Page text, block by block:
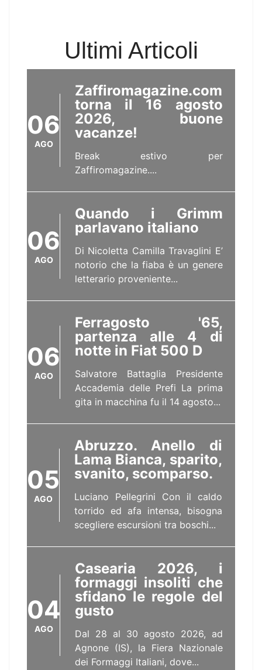
Ultimi Articoli
06
AGO
Zaffiromagazine.com
torna il 16 agosto
2026, buone
vacanze!
Break estivo per
Zaffiromagazine....
06
AGO
Quando i Grimm
parlavano italiano
Di Nicoletta Camilla Travaglini E’
notorio che la fiaba è un genere
letterario proveniente...
06
AGO
Ferragosto '65,
partenza alle 4 di
notte in Fiat 500 D
Salvatore Battaglia Presidente
Accademia delle Prefi La prima
gita in macchina fu il 14 agosto...
05
AGO
Abruzzo. Anello di
Lama Bianca, sparito,
svanito, scomparso.
Luciano Pellegrini Con il caldo
torrido ed afa intensa, bisogna
scegliere escursioni tra boschi...
04
AGO
Casearia 2026, i
formaggi insoliti che
sfidano le regole del
gusto
Dal 28 al 30 agosto 2026, ad
Agnone (IS), la Fiera Nazionale
dei Formaggi Italiani, dove...